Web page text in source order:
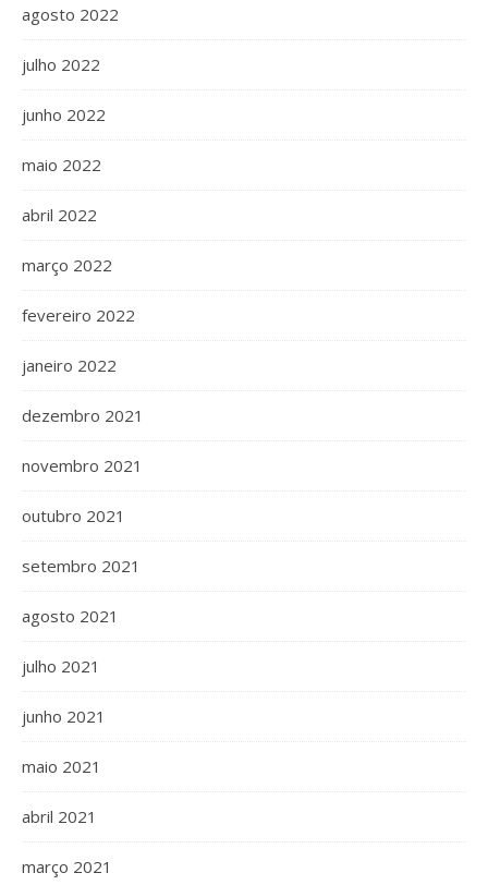
agosto 2022
julho 2022
junho 2022
maio 2022
abril 2022
março 2022
fevereiro 2022
janeiro 2022
dezembro 2021
novembro 2021
outubro 2021
setembro 2021
agosto 2021
julho 2021
junho 2021
maio 2021
abril 2021
março 2021